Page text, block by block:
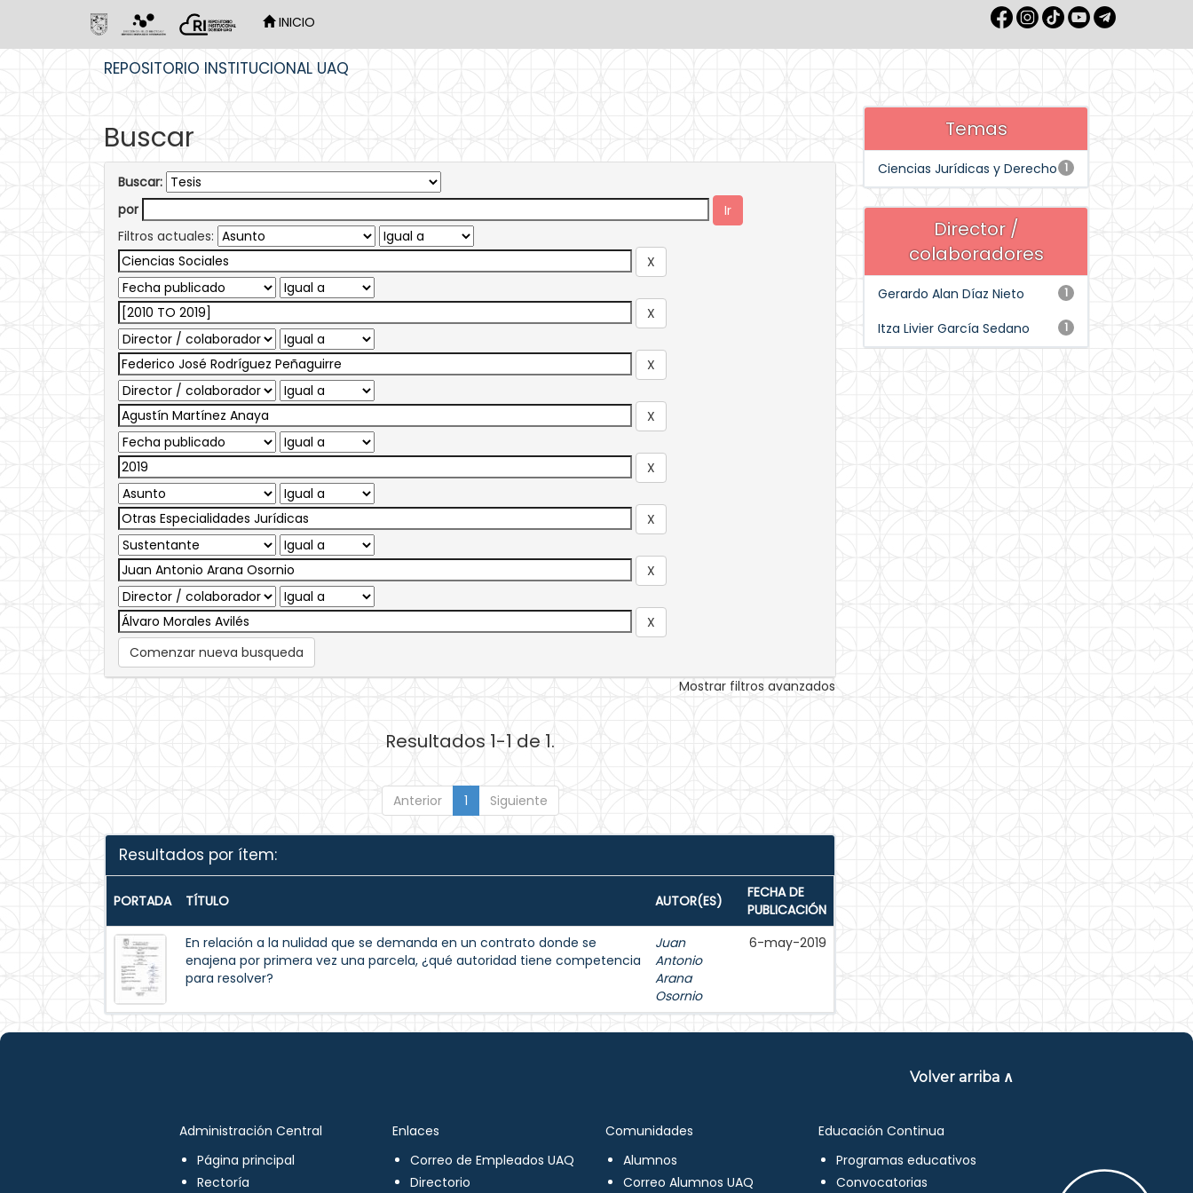
INICIO
REPOSITORIO INSTITUCIONAL UAQ
Buscar
Buscar:
por
Filtros actuales:
Comenzar nueva busqueda
Mostrar filtros avanzados
Resultados 1-1 de 1.
Anterior 1 Siguiente
Resultados por ítem:
PORTADA TÍTULO AUTOR(ES)
FECHA DE
PUBLICACIÓN
En relación a la nulidad que se demanda en un contrato donde se
enajena por primera vez una parcela, ¿qué autoridad tiene competencia
para resolver?
Juan
Antonio
Arana
Osornio
6-may-2019
Temas
1
Ciencias Jurídicas y Derecho
Director /
colaboradores
1
Gerardo Alan Díaz Nieto
1
Itza Livier García Sedano
Volver arriba ∧
Administración Central
Página principal
Rectoría
Enlaces
Correo de Empleados UAQ
Directorio
Comunidades
Alumnos
Correo Alumnos UAQ
Educación Continua
Programas educativos
Convocatorias